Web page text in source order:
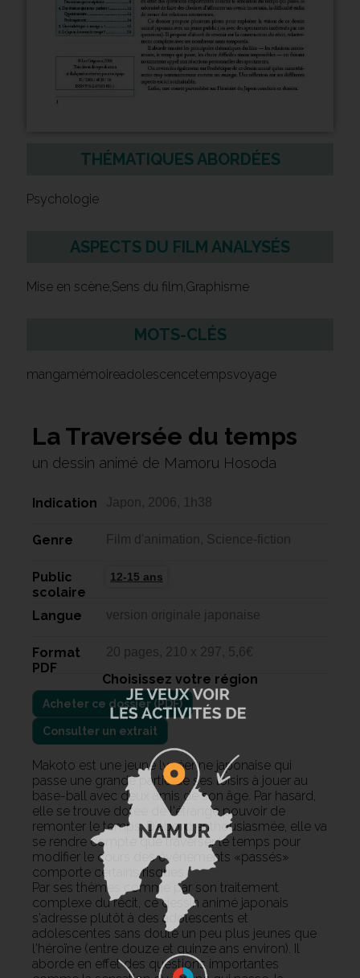
THÉMATIQUES ABORDÉES
Psychologie
ASPECTS DU FILM ANALYSÉS
Mise en scène,Sens du film,Graphisme
MOTS-CLÉS
mangamémoireadolescencetempsvoyage
La Traversée du temps
un dessin animé de Mamoru Hosoda
Indication Japon, 2006, 1h38
Genre Film d'animation, Science-fiction
Public
scolaire
12-15 ans
Langue version originale japonaise
Format
PDF
20 pages, 210 x 297, 5,6€
Consulter un extrait
Makoto est une jeune lycéenne japonaise qui
passe une grande partie de ses loisirs à jouer au
base-ball avec deux amis de son âge. Par hasard,
elle se trouve dotée de l'étrange pouvoir de
remonter le temps. D'abord enthousiasmée, elle va
se rendre compte que traverser le temps pour
modifier le cours des événements «passés»
comporte certains risques.
Par ses thèmes comme par son traitement
complexe du récit, ce dessin animé japonais
s'adresse plutôt à des adolescents et
adolescentes sans doute un peu plus jeunes que
l'héroïne (entre douze et quinze ans environ). Il
aborde en effet des questions importantes
Choisissez votre région